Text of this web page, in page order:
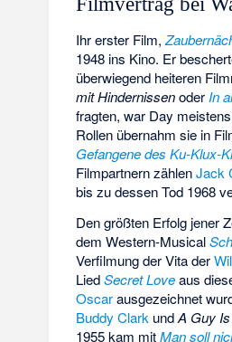
Ihr erster Film,
1948 ins Kino. Er
überwiegend heiteren
mit Hindernissenoder In
fragten, war Day
Rollen übernahm sie in
Gefangene des Ku-Klux-
Filmpartnern zählenJack
bis zu dessen Tod 1968
Den größten Erfolg jener
dem Western-Musical
Verfilmung der Vita der
LiedSecret Loveaus
Oscarausgezeichnet
Buddy Clark undA Guy
1955 kam mitMan soll